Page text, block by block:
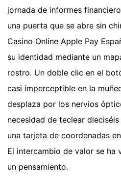
jornada de informes
una puerta que se abre sin
Casino Online Apple Pay
su identidad mediante un
rostro. Un doble clic en el
casi imperceptible en la
desplaza por los nervios
necesidad de teclear
una tarjeta de coordenadas
El intercambio de valor se ha
un pensamiento.